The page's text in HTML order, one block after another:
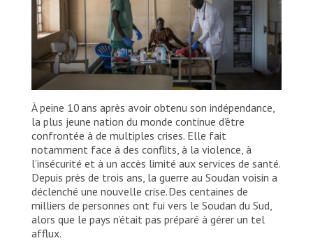
À peine 10 ans après avoir obtenu son indépendance,
la plus jeune nation du monde continue d’être
confrontée à de multiples crises. Elle fait
notamment face à des conflits, à la violence, à
l’insécurité et à un accès limité aux services de santé.
Depuis près de trois ans, la guerre au Soudan voisin a
déclenché une nouvelle crise. Des centaines de
milliers de personnes ont fui vers le Soudan du Sud,
alors que le pays n’était pas préparé à gérer un tel
afflux.